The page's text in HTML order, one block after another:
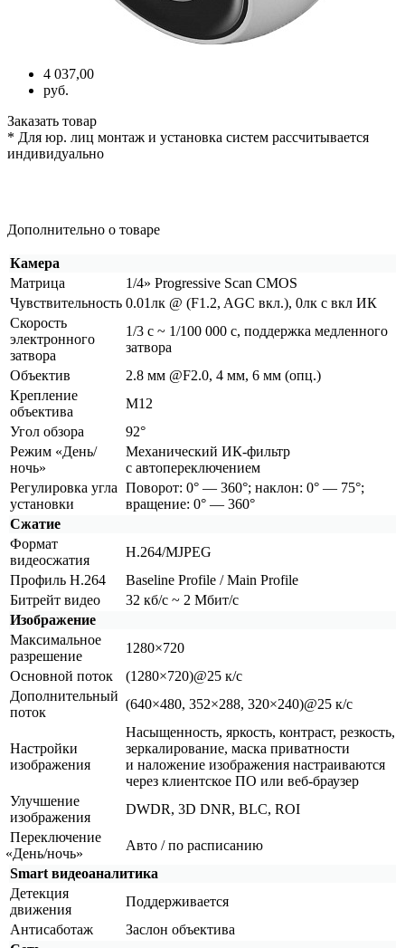
4 037,00
руб.
Заказать товар
* Для юр. лиц монтаж и установка систем рассчитывается
индивидуально
Дополнительно о товаре
Камера
Матрица
1/4» Progressive Scan CMOS
Чувствительность 0.01лк @ (F1 .2, AGC вкл.), 0лк с вкл ИК
Скорость
электронного
затвора
1/3 с ~ 1/100 000 с, поддержка медленного
затвора
Объектив
2.8 мм @F2.0, 4 мм, 6 мм (опц.)
Крепление
объектива
М12
Угол обзора
92°
Режим «День/
ночь»
Механический ИК-фильтр
с автопереключением
Регулировка угла
установки
Поворот: 0° — 360°; наклон: 0° — 75°;
вращение: 0° — 360°
Сжатие
Формат
видеосжатия
H.264/MJPEG
Профиль H.264
Baseline Profile / Main Profile
Битрейт видео
32 кб/с ~ 2 Мбит/с
Изображение
Максимальное
разрешение
1280×720
Основной поток
(1280×720)@25 к/с
Дополнительный
поток
(640×480, 352×288, 320×240)@25 к/с
Настройки
изображения
Насыщенность, яркость, контраст, резкость,
зеркалирование, маска приватности
и наложение изображения настраиваются
через клиентское ПО или веб-браузер
Улучшение
изображения
DWDR, 3D DNR, BLC, ROI
Переключение
«День/ночь»
Авто / по расписанию
Smart видеоаналитика
Детекция
движения
Поддерживается
Антисаботаж
Заслон объектива